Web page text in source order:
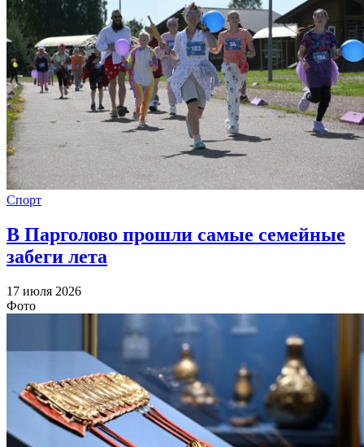
Спорт
В Парголово прошли самые семейные
забеги лета
17 июля 2026
Фото